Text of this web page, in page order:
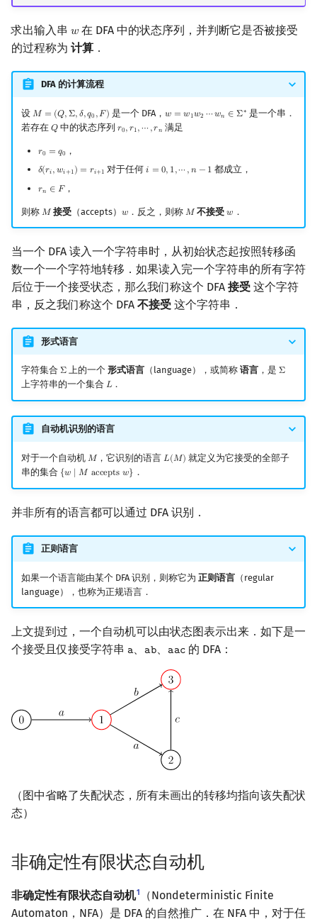
求出输入串 𝑤
w 在 DFA 中的状态序列，并判断它是否被接受
的过程称为 计算 ．
DFA 的计算流程
设 𝑀 = (𝑄, Σ,𝛿,𝑞0 ,𝐹)
M= (Q ,Σ,δ, q0 ,F) 是一个 DFA， 𝑤 = 𝑤1𝑤2 ⋯𝑤𝑛 ∈ Σ∗
w=w 1w2⋯ wn∈ Σ∗
是一个串．
若存在 𝑄
Q中的状态序列 𝑟0,𝑟1,⋯ ,𝑟𝑛
r0, r1,⋯, rn 满足
𝑟0 = 𝑞0
r0 =q 0 ，
𝛿(𝑟𝑖,𝑤𝑖+1) = 𝑟𝑖+1
δ(ri,wi+1)= ri+ 1 对于任何𝑖 = 0, 1,⋯ ,𝑛 − 1
i =0, 1,⋯,n− 1 都成立，
𝑟𝑛 ∈ 𝐹
rn ∈F ，
则称 𝑀
M 接受（accepts） 𝑤
w ．反之，则称 𝑀
M 不接受 𝑤
w ．
当一个 DFA 读入一个字符串时，从初始状态起按照转移函
数一个一个字符地转移．如果读入完一个字符串的所有字符
后位于一个接受状态，那么我们称这个 DFA 接受 这个字符
串，反之我们称这个 DFA 不接受 这个字符串．
形式语言
字符集合 Σ
Σ 上的一个 形式语言（language），或简称 语言，是 Σ
Σ
上字符串的一个集合 𝐿
L ．
自动机识别的语言
对于一个自动机 𝑀
M ，它识别的语言 𝐿(𝑀)
L(M)
就定义为它接受的全部子
串的集合 {𝑤 ∣ 𝑀 accepts 𝑤}
{w∣ acceptsw } ．
并非所有的语言都可以通过 DFA 识别．
正则语言
如果一个语言能由某个 DFA 识别，则称它为 正则语言（regular
language），也称为正规语言．
上文提到过，一个自动机可以由状态图表示出来．如下是一
个接受且仅接受字符串 𝚊
a、 𝚊𝚋
ab、 𝚊𝚊𝚌
aac 的 DFA：
（图中省略了失配状态，所有未画出的转移均指向该失配状
态）
非确定性有限状态自动机
非确定性有限状态自动机1
（Nondeterministic Finite
Automaton，NFA）是 DFA 的自然推广．在 NFA 中，对于任